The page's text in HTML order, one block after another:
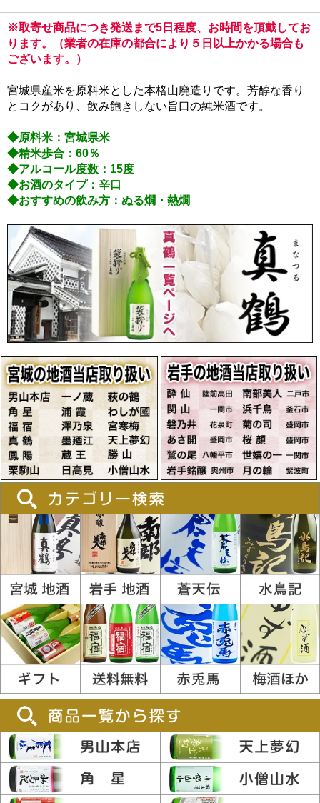
※取寄せ商品につき発送まで5日程度、お時間を頂戴してお
ります。（業者の在庫の都合により５日以上かかる場合も
ございます。）
宮城県産米を原料米とした本格山廃造りです。芳醇な香り
とコクがあり、飲み飽きしない旨口の純米酒です。
◆原料米：宮城県米
◆精米歩合：60％
◆アルコール度数：15度
◆お酒のタイプ：辛口
◆おすすめの飲み方：ぬる燗・熱燗